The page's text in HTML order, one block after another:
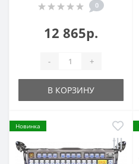
0
12 865р.
- +
В КОРЗИНУ
Новинка